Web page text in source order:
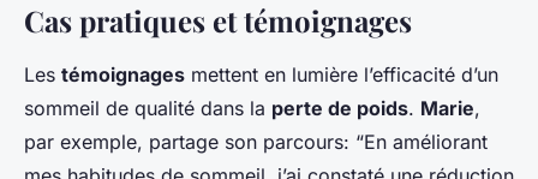
Cas pratiques et témoignages
Les témoignages mettent en lumière l’efficacité d’un
sommeil de qualité dans la perte de poids. Marie,
par exemple, partage son parcours: “En améliorant